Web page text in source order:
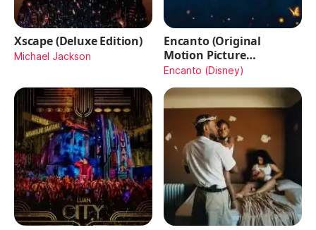
Xscape (Deluxe Edition)
Michael Jackson
Encanto (Original
Motion Picture
Soundtrack)
Encanto (Disney)